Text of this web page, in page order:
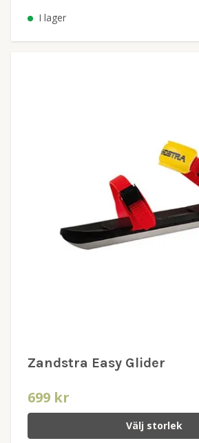
I lager
Zandstra Easy Glider
699 kr
Välj storlek